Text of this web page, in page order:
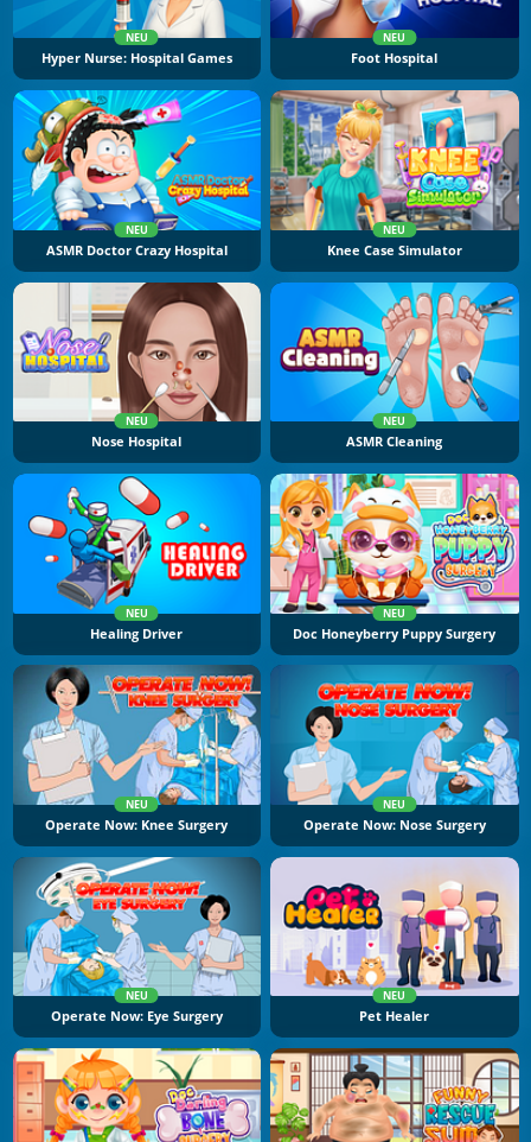
NEU
Hyper Nurse: Hospital Games
NEU
Foot Hospital
NEU
ASMR Doctor Crazy Hospital
NEU
Knee Case Simulator
NEU
Nose Hospital
NEU
ASMR Cleaning
NEU
Healing Driver
NEU
Doc Honeyberry Puppy Surgery
NEU
Operate Now: Knee Surgery
NEU
Operate Now: Nose Surgery
NEU
Operate Now: Eye Surgery
NEU
Pet Healer